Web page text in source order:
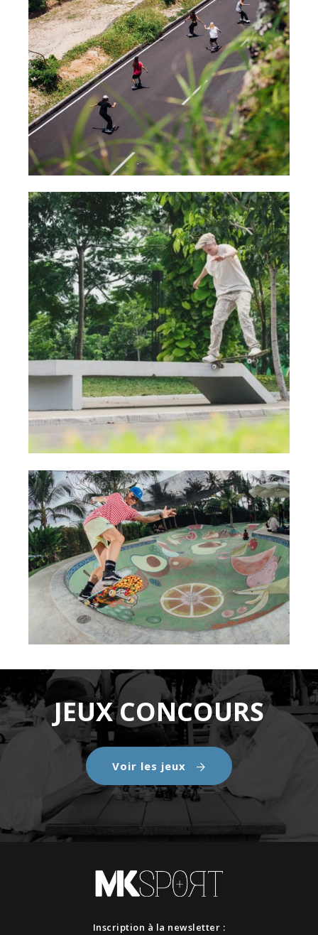
JEUX CONCOURS
Voir les jeux
Inscription à la newsletter :